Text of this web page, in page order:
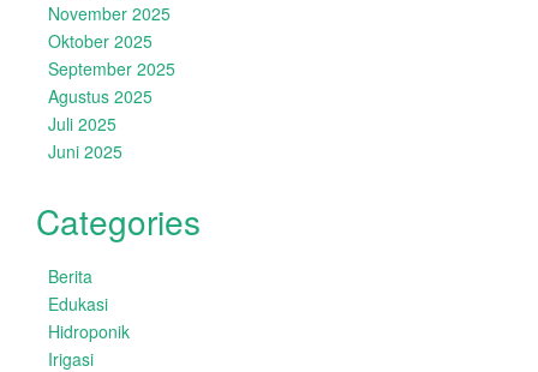
November 2025
Oktober 2025
September 2025
Agustus 2025
Juli 2025
Juni 2025
Categories
Berita
Edukasi
Hidroponik
Irigasi